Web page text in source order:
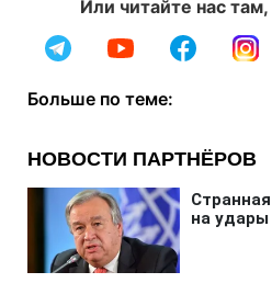
Или читайте нас
Больше по теме: